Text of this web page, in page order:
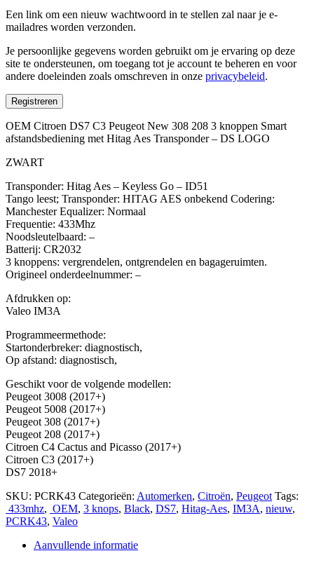
Een link om een nieuw wachtwoord in te stellen zal naar je e-
mailadres worden verzonden.
Je persoonlijke gegevens worden gebruikt om je ervaring op deze
site te ondersteunen, om toegang tot je account te beheren en voor
andere doeleinden zoals omschreven in onze privacybeleid.
Registreren
OEM Citroen DS7 C3 Peugeot New 308 208 3 knoppen Smart
afstandsbediening met Hitag Aes Transponder – DS LOGO
ZWART
Transponder: Hitag Aes – Keyless Go – ID51
Tango leest; Transponder: HITAG AES onbekend Codering:
Manchester Equalizer: Normaal
Frequentie: 433Mhz
Noodsleutelbaard: –
Batterij: CR2032
3 knoppens: vergrendelen, ontgrendelen en bagageruimten.
Origineel onderdeelnummer: –
Afdrukken op:
Valeo IM3A
Programmeermethode:
Startonderbreker: diagnostisch,
Op afstand: diagnostisch,
Geschikt voor de volgende modellen:
Peugeot 3008 (2017+)
Peugeot 5008 (2017+)
Peugeot 308 (2017+)
Peugeot 208 (2017+)
Citroen C4 Cactus and Picasso (2017+)
Citroen C3 (2017+)
DS7 2018+
SKU: PCRK43 Categorieën: Automerken, Citroën, Peugeot Tags:
433mhz, OEM, 3 knops, Black, DS7, Hitag-Aes, IM3A, nieuw,
PCRK43, Valeo
Aanvullende informatie